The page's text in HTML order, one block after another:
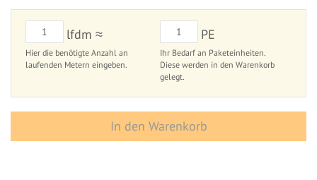
lfdm ≈
Hier die benötigte Anzahl an
laufenden Metern eingeben.
PE
Ihr Bedarf an Paketeinheiten.
Diese werden in den Warenkorb
gelegt.
In den Warenkorb